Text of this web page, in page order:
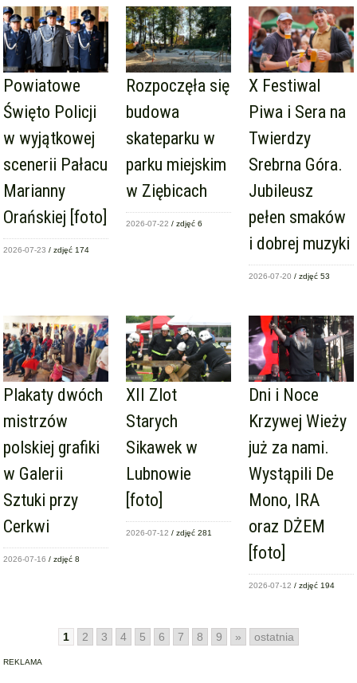
Powiatowe
Święto Policji
w wyjątkowej
scenerii Pałacu
Marianny
Orańskiej [foto]
2026-07-23 / zdjęć 174
Rozpoczęła się
budowa
skateparku w
parku miejskim
w Ziębicach
2026-07-22 / zdjęć 6
X Festiwal
Piwa i Sera na
Twierdzy
Srebrna Góra.
Jubileusz
pełen smaków
i dobrej muzyki
2026-07-20 / zdjęć 53
Plakaty dwóch
mistrzów
polskiej grafiki
w Galerii
Sztuki przy
Cerkwi
2026-07-16 / zdjęć 8
XII Zlot
Starych
Sikawek w
Lubnowie
[foto]
2026-07-12 / zdjęć 281
Dni i Noce
Krzywej Wieży
już za nami.
Wystąpili De
Mono, IRA
oraz DŻEM
[foto]
2026-07-12 / zdjęć 194
1 2 3 4 5 6 7 8 9 » ostatnia
REKLAMA